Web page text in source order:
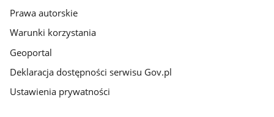
Prawa autorskie
Warunki korzystania
Geoportal
Deklaracja dostępności serwisu Gov.pl
Ustawienia prywatności